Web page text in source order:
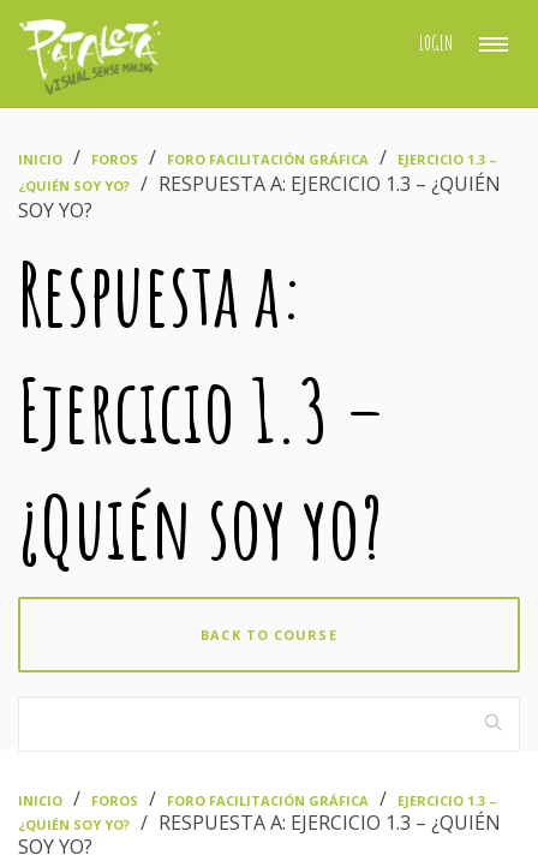
LOGIN
INICIO FOROS FORO FACILITACIÓN GRÁFICA
EJERCICIO 1.3 –
¿QUIÉN SOY YO?
RESPUESTA A: EJERCICIO 1.3 – ¿QUIÉN
SOY YO?
Respuesta a:
Ejercicio 1.3 –
¿Quién soy yo?
BACK TO COURSE
INICIO FOROS FORO FACILITACIÓN GRÁFICA
EJERCICIO 1.3 –
¿QUIÉN SOY YO?
RESPUESTA A: EJERCICIO 1.3 – ¿QUIÉN
SOY YO?